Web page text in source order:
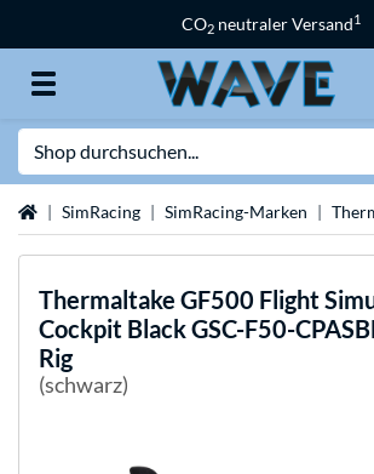
CO2 neutraler Versand1
StartseiteSimRacing SimRacing-Marken
Thermaltake GF500 Flight
Cockpit Black GSC-F50-
Rig
(schwarz)